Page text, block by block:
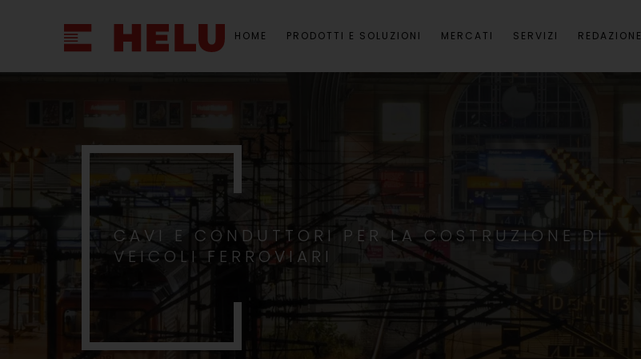
HOME PRODOTTI E SOLUZIONI MERCATI SERVIZI REDAZIONE
CAVI E CONDUTTORI PER LA COSTRUZIONE DI
VEICOLI FERROVIARI